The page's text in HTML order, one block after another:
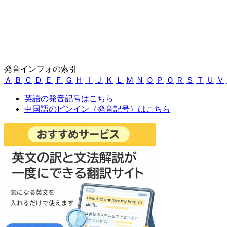
発音インフォの索引
Ａ
Ｂ Ｃ Ｄ Ｅ Ｆ Ｇ Ｈ Ｉ Ｊ Ｋ Ｌ Ｍ Ｎ Ｏ Ｐ Ｑ Ｒ Ｓ Ｔ Ｕ Ｖ
英語の発音記号はこちら
中国語のピンイン（発音記号）はこちら